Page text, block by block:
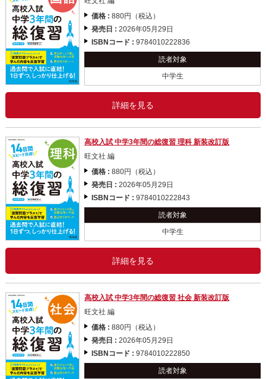
価格 :880円（税込）
発売日 :2026年05月29日
ISBNコード :9784010222836
読者対象
中学生
詳細を見る
高校入試 中学3年間の総復習 理科 新装改訂版
旺文社 編
価格 :880円（税込）
発売日 :2026年05月29日
ISBNコード :9784010222843
読者対象
中学生
詳細を見る
高校入試 中学3年間の総復習 社会 新装改訂版
旺文社 編
価格 :880円（税込）
発売日 :2026年05月29日
ISBNコード :9784010222850
読者対象